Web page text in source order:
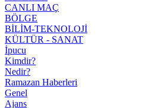
CANLI MAÇ
BÖLGE
BİLİM-TEKNOLOJİ
KÜLTÜR - SANAT
İpucu
Kimdir?
Nedir?
Ramazan Haberleri
Genel
Ajans